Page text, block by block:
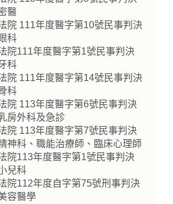
醫
院 111年度醫字第10號民事判決
科
院111年度醫字第1號民事判決
科
院 111年度醫字第14號民事判決
科
院 113年度醫字第6號民事判決
房外科及急診
院 113年度醫字第7號民事判決
神科、職能治療師、臨床心理師
院113年度醫字第1號民事判決
兒科
院112年度自字第75號刑事判決
容醫學